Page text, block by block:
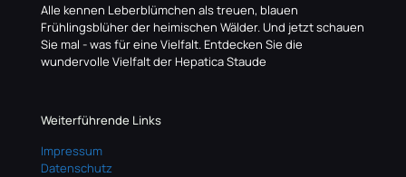
Alle kennen Leberblümchen als treuen, blauen
Frühlingsblüher der heimischen Wälder. Und jetzt schauen
Sie mal - was für eine Vielfalt. Entdecken Sie die
wundervolle Vielfalt der Hepatica Staude
Weiterführende Links
Impressum
Datenschutz